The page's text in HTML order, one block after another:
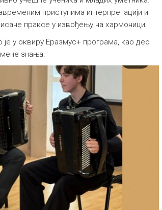
приступима интерпретацији и
праксе у извођењу на хармоници.
у оквиру Еразмус+ програма, као део
знања.